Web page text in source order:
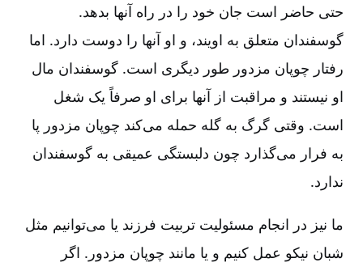
حتی حاضر است جان خود را در راه آنها بدهد.
گوسفندان متعلق به اویند، و او آنها را دوست دارد. اما
رفتار چوپان مزدور طور دیگری است. گوسفندان مال
او نیستند و مراقبت از آنها برای او صرفاً یک شغل
است. وقتی گرگ به گله حمله می‌کند چوپان مزدور پا
به فرار می‌گذارد چون دلبستگی عمیقی به گوسفندان
ندارد.
ما نیز در انجام مسئولیت تربیت فرزند یا می‌توانیم مثل
شبان نیکو عمل کنیم و یا مانند چوپان مزدور. اگر